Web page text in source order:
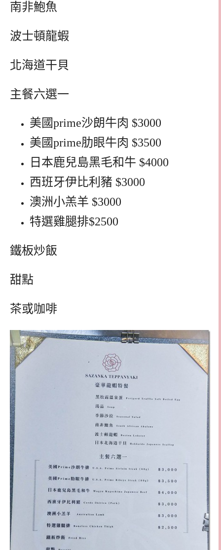
南非鮑魚
波士頓龍蝦
北海道干貝
主餐六選一
美國prime沙朗牛肉 $3000
美國prime肋眼牛肉 $3500
日本鹿兒島黑毛和牛 $4000
西班牙伊比利豬 $3000
澳洲小羔羊 $3000
特選雞腿排$2500
鐵板炒飯
甜點
茶或咖啡